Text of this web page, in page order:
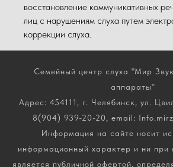
восстановление коммуникативных
лиц с нарушениям слуха путем
коррекции слуха.
Семейный центр слуха "Мир
аппараты"
Адрес: 454111, г. Челябинск, ул.
8(904) 939-20-20, email:
Информация на сайте носит
информационный характер и ни при
является публичной офертой,